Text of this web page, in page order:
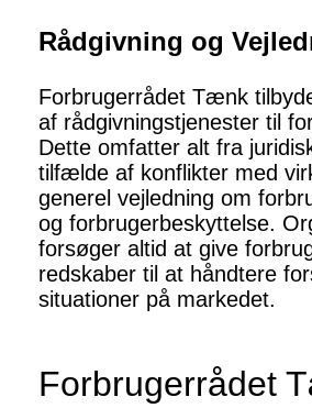
Rådgivning og
Forbrugerrådet Tænk
af rådgivningstjenester til
Dette omfatter alt fra
tilfælde af konflikter med
generel vejledning om
og forbrugerbeskyttelse.
forsøger altid at give
redskaber til at håndtere
situationer på markedet.
Forbrugerrådet